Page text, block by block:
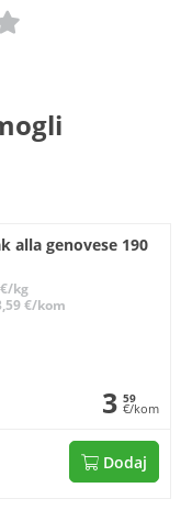
alla genovese 190
kg
€/kom
3 59
€/kom
Dodaj